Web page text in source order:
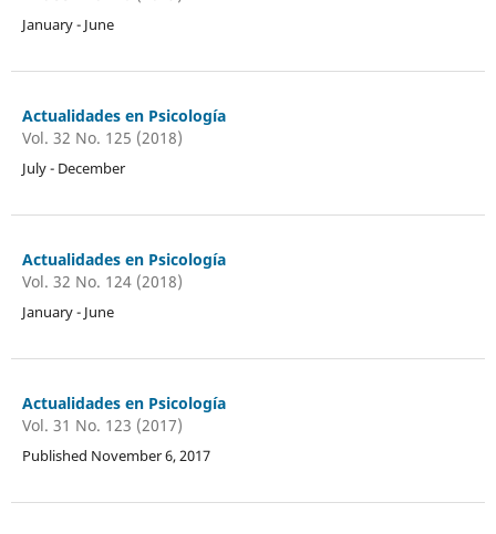
January - June
Actualidades en Psicología
Vol. 32 No. 125 (2018)
July - December
Actualidades en Psicología
Vol. 32 No. 124 (2018)
January - June
Actualidades en Psicología
Vol. 31 No. 123 (2017)
Published November 6, 2017